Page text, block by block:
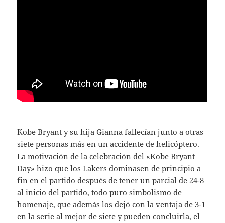
Kobe Bryant y su hija Gianna fallecían junto a otras
siete personas más en un accidente de helicóptero.
La motivación de la celebración del «Kobe Bryant
Day» hizo que los Lakers dominasen de principio a
fin en el partido después de tener un parcial de 24-8
al inicio del partido, todo puro simbolismo de
homenaje, que además los dejó con la ventaja de 3-1
en la serie al mejor de siete y pueden concluirla, el